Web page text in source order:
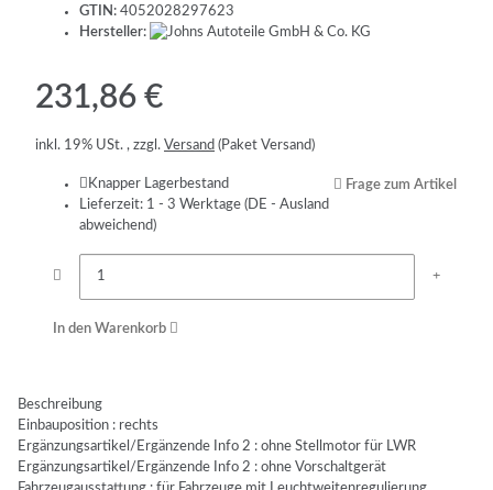
GTIN: 4052028297623
Hersteller:
231,86 €
inkl. 19% USt. , zzgl. Versand (Paket Versand)
Knapper Lagerbestand
Lieferzeit: 1 - 3 Werktage (DE - Ausland
abweichend)
Frage zum Artikel
In den Warenkorb
Beschreibung
Einbauposition : rechts
Ergänzungsartikel/Ergänzende Info 2 : ohne Stellmotor für LWR
Ergänzungsartikel/Ergänzende Info 2 : ohne Vorschaltgerät